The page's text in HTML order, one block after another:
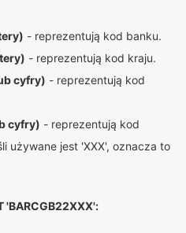
- reprezentują kod banku.
- reprezentują kod kraju.
cyfry) - reprezentują kod
cyfry) - reprezentują kod
używane jest 'XXX', oznacza to
'BARCGB22XXX':